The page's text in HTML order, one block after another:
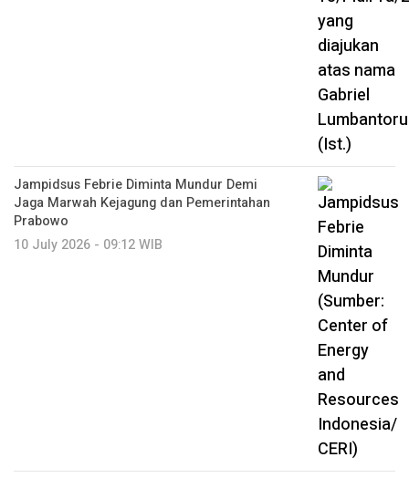
Jampidsus Febrie Diminta Mundur Demi
Jaga Marwah Kejagung dan Pemerintahan
Prabowo
10 July 2026 - 09:12 WIB